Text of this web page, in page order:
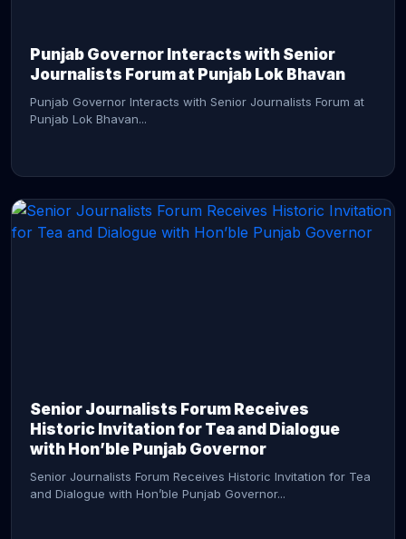
Punjab Governor Interacts with Senior
Journalists Forum at Punjab Lok Bhavan
Punjab Governor Interacts with Senior Journalists Forum at
Punjab Lok Bhavan...
Senior Journalists Forum Receives
Historic Invitation for Tea and Dialogue
with Hon’ble Punjab Governor
Senior Journalists Forum Receives Historic Invitation for Tea
and Dialogue with Hon’ble Punjab Governor...